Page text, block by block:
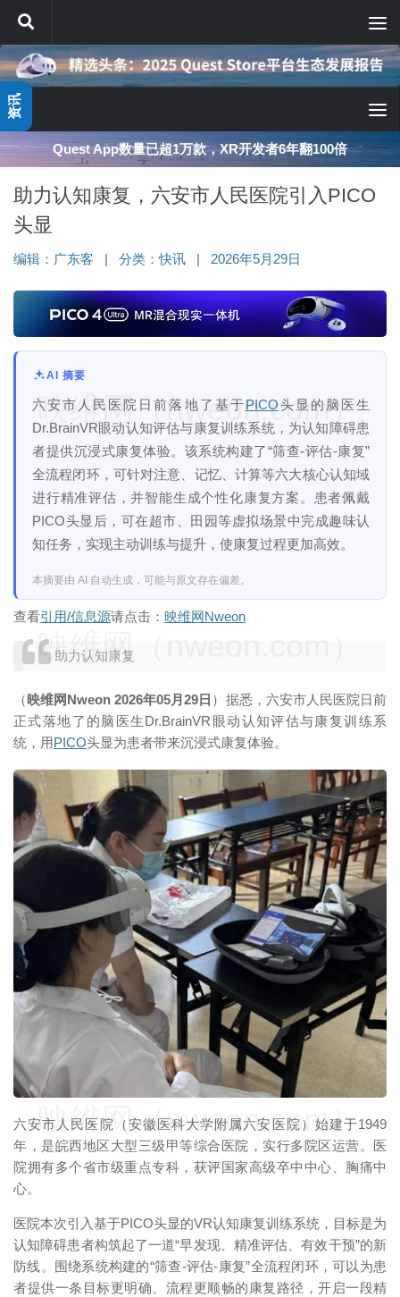
跳至内容
Quest App数量已超1万款，XR开发者6年翻100倍
助力认知康复，六安市人民医院引入PICO
头显
编辑： 广东客 分类：快讯 2026年5月29日
AI 摘要
六安市人民医院日前落地了基于PICO头显的脑医生
Dr.BrainVR眼动认知评估与康复训练系统，为认知障碍患
者提供沉浸式康复体验。该系统构建了“筛查-评估-康复”
全流程闭环，可针对注意、记忆、计算等六大核心认知域
进行精准评估，并智能生成个性化康复方案。患者佩戴
PICO头显后，可在超市、田园等虚拟场景中完成趣味认
知任务，实现主动训练与提升，使康复过程更加高效。
本摘要由 AI 自动生成，可能与原文存在偏差。
查看引用/信息源请点击： 映维网Nweon
助力认知康复
（映维网Nweon 2026年05月29日 ）据悉，六安市人民医院日前
正式落地了的脑医生Dr.BrainVR眼动认知评估与康复训练系
统，用PICO头显为患者带来沉浸式康复体验。
六安市人民医院（安徽医科大学附属六安医院）始建于1949
年，是皖西地区大型三级甲等综合医院，实行多院区运营。医
院拥有多个省市级重点专科，获评国家高级卒中中心、胸痛中
心。
医院本次引入基于PICO头显的VR认知康复训练系统，目标是为
认知障碍患者构筑起了一道“早发现、精准评估、有效干预”的新
防线。围绕系统构建的“筛查-评估-康复”全流程闭环，可以为患
者提供一条目标更明确、流程更顺畅的康复路径，开启一段精
映维网（nweon.com）
映维网（nweon.com）
映维网（nweon.com）
映维网（nweon.com）
资讯